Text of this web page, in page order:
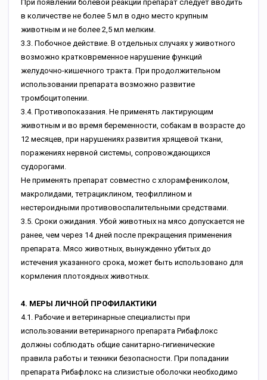
При появлении болевой реакции препарат следует вводить
в количестве не более 5 мл в одно место крупным
животным и не более 2,5 мл мелким.
3.3. Побочное действие. В отдельных случаях у животного
возможно кратковременное нарушение функций
желудочно-кишечного тракта. При продолжительном
использовании препарата возможно развитие
тромбоцитопении.
3.4. Противопоказания. Не применять лактирующим
животным и во время беременности, собакам в возрасте до
12 месяцев, при нарушениях развития хрящевой ткани,
поражениях нервной системы, сопровождающихся
судорогами.
Не применять препарат совместно с хлорамфениколом,
макролидами, тетрациклином, теофиллином и
нестероидными противовоспалительными средствами.
3.5. Сроки ожидания. Убой животных на мясо допускается не
ранее, чем через 14 дней после прекращения применения
препарата. Мясо животных, вынужденно убитых до
истечения указанного срока, может быть использовано для
кормления плотоядных животных.
4. МЕРЫ ЛИЧНОЙ ПРОФИЛАКТИКИ
4.1. Рабочие и ветеринарные специалисты при
использовании ветеринарного препарата Рибафлокс
должны соблюдать общие санитарно-гигиенические
правила работы и техники безопасности. При попадании
препарата Рибафлокс на слизистые оболочки необходимо